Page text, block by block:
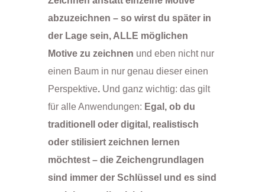
abzuzeichnen – so wirst du später in
der Lage sein, ALLE möglichen
Motive zu zeichnen und eben nicht nur
einen Baum in nur genau dieser einen
Perspektive.Und ganz wichtig: das gilt
für alle Anwendungen: Egal, ob du
traditionell oder digital, realistisch
oder stilisiert zeichnen lernen
möchtest – die Zeichengrundlagen
sind immer der Schlüssel und es sind